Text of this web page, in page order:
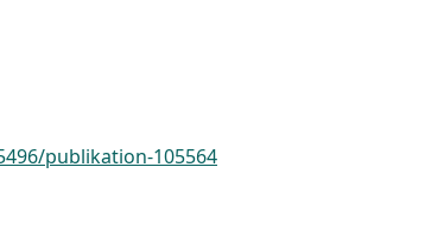
publikation-105564